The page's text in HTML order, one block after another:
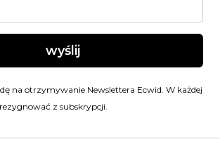
wyślij
na otrzymywanie Newslettera Ecwid. W każdej
z subskrypcji.